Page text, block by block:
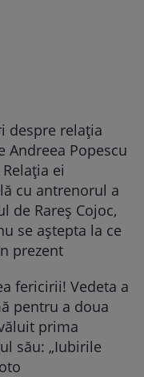
despre relația
Andreea Popescu
ei
cu antrenorul a
de Rareș Cojoc,
se aștepta la ce
prezent
fericirii! Vedeta a
pentru a doua
prima
său: „Iubirile